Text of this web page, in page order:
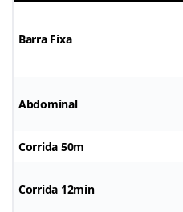
Barra Fixa
Abdominal
Corrida 50m
Corrida 12min